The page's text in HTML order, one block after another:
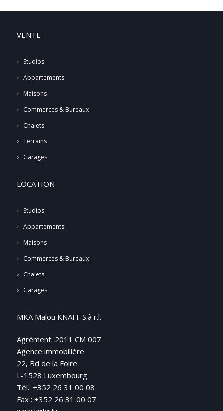
VENTE
Studios
Appartements
Maisons
Commerces & Bureaux
Chalets
Terrains
Garages
LOCATION
Studios
Appartements
Maisons
Commerces & Bureaux
Chalets
Garages
MKA Malou KNAFF S.à r.l.
Agrément: 2011 CM 007
Agence immobilière
22, Bd de la Foire
L-1528 Luxembourg
Tél.: +352 26 31 00 08
Fax : +352 26 31 00 07